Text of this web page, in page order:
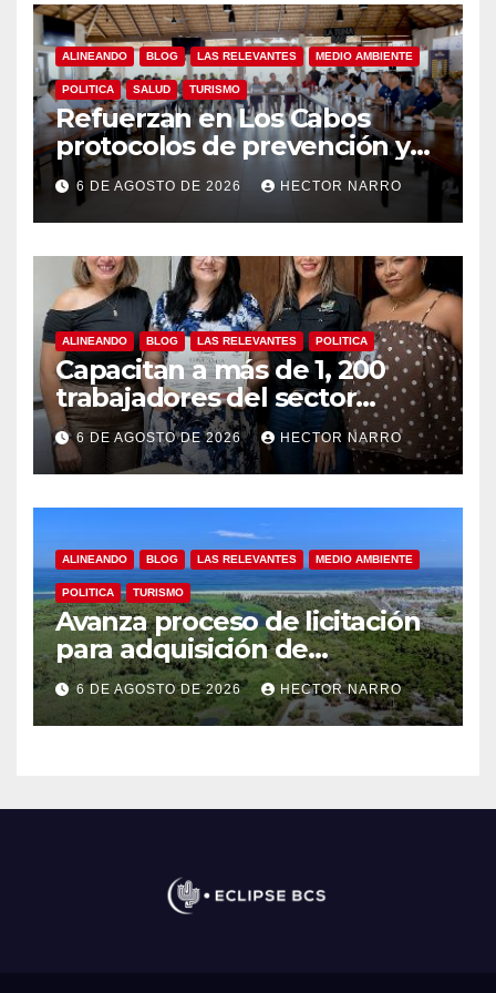
ALINEANDO BLOG LAS RELEVANTES MEDIO AMBIENTE
POLITICA SALUD TURISMO
Refuerzan en Los Cabos
protocolos de prevención y
rescate en playas ante oleaje
y temporada de ciclones
6 DE AGOSTO DE 2026 HECTOR NARRO
ALINEANDO BLOG LAS RELEVANTES POLITICA
Capacitan a más de 1, 200
trabajadores del sector
hotelero en derechos
humanos y respeto laboral
en Los Cabos
6 DE AGOSTO DE 2026 HECTOR NARRO
ALINEANDO BLOG LAS RELEVANTES MEDIO AMBIENTE
POLITICA TURISMO
Avanza proceso de licitación
para adquisición de
maquinaria del Plan de
Regeneración del Estero
Josefino
6 DE AGOSTO DE 2026 HECTOR NARRO